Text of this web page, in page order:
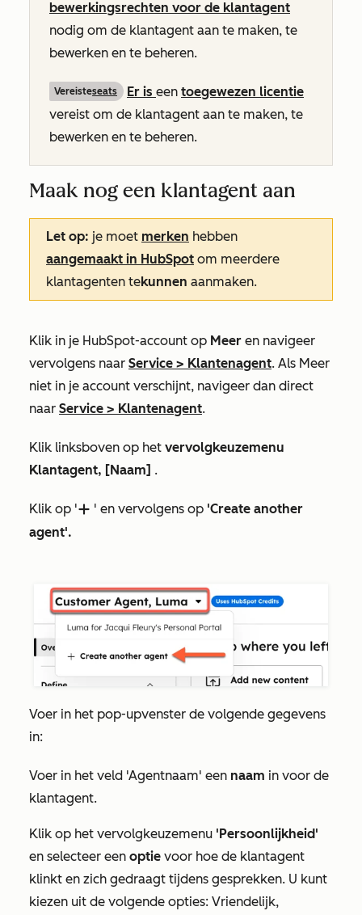
bewerkingsrechten voor de klantagent
nodig om de klantagent aan te maken, te
bewerken en te beheren.
Vereisteseats Er is een toegewezen licentie
vereist om de klantagent aan te maken, te
bewerken en te beheren.
Maak nog een klantagent aan
Let op: je moet merken hebben
aangemaakt in HubSpot om meerdere
klantagenten tekunnen aanmaken.
Klik in je HubSpot-account op Meer en navigeer
vervolgens naar Service > Klantenagent. Als Meer
niet in je account verschijnt, navigeer dan direct
naar Service > Klantenagent.
Klik linksboven op het vervolgkeuzemenu
Klantagent, [Naam] .
Klik op 'add ' en vervolgens op 'Create another
agent'.
Voer in het pop-upvenster de volgende gegevens
in:
Voer in het veld 'Agentnaam' een naam in voor de
klantagent.
Klik op het vervolgkeuzemenu 'Persoonlijkheid'
en selecteer een optie voor hoe de klantagent
klinkt en zich gedraagt tijdens gesprekken. U kunt
kiezen uit de volgende opties: Vriendelijk,